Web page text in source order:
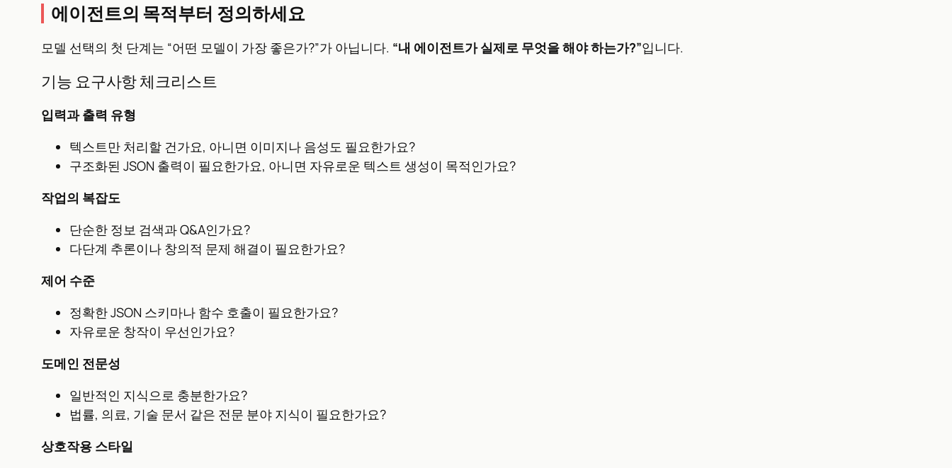
에이전트의 목적부터 정의하세요
모델 선택의 첫 단계는 “어떤 모델이 가장 좋은가?”가 아닙니다. “내 에이전트가 실제로 무엇을 해야 하는가?”입니다.
기능 요구사항 체크리스트
입력과 출력 유형
텍스트만 처리할 건가요, 아니면 이미지나 음성도 필요한가요?
구조화된 JSON 출력이 필요한가요, 아니면 자유로운 텍스트 생성이 목적인가요?
작업의 복잡도
단순한 정보 검색과 Q&A인가요?
다단계 추론이나 창의적 문제 해결이 필요한가요?
제어 수준
정확한 JSON 스키마나 함수 호출이 필요한가요?
자유로운 창작이 우선인가요?
도메인 전문성
일반적인 지식으로 충분한가요?
법률, 의료, 기술 문서 같은 전문 분야 지식이 필요한가요?
상호작용 스타일